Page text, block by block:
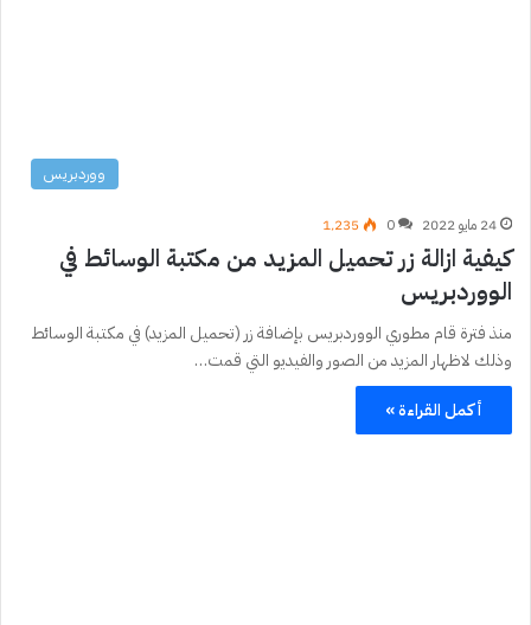
ووردبريس
24 مايو 2022 0 1٬235
كيفية ازالة زر تحميل المزيد من مكتبة الوسائط في
الووردبريس
منذ فترة قام مطوري الووردبريس بإضافة زر (تحميل المزيد) في مكتبة الوسائط
وذلك لاظهار المزيد من الصور والفيديو التي قمت…
أكمل القراءة »